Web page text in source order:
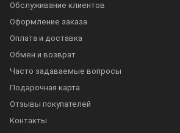
Обслуживание клиентов
Оформление заказа
Оплата и доставка
Обмен и возврат
Часто задаваемые вопросы
Подарочная карта
Отзывы покупателей
Контакты